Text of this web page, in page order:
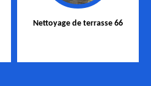
Nettoyage de terrasse 66